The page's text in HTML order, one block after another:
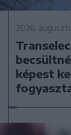
2026.
képest